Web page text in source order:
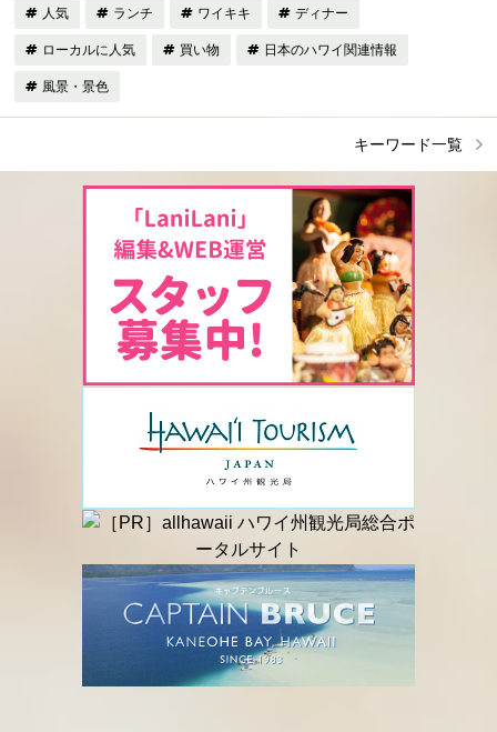
人気 ランチ ワイキキ ディナー
ローカルに人気 買い物 日本のハワイ関連情報
風景・景色
キーワード一覧